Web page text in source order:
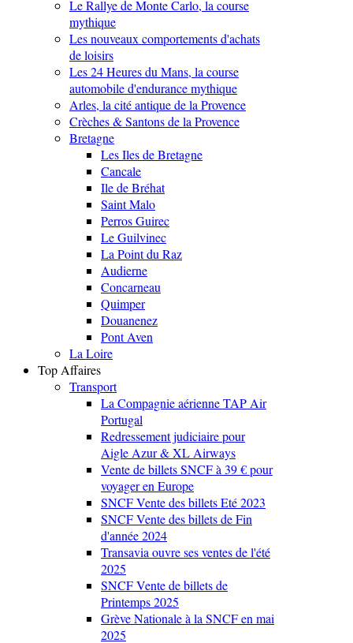
Le Rallye de Monte Carlo, la course
mythique
Les nouveaux comportements d'achats
de loisirs
Les 24 Heures du Mans, la course
automobile d'endurance mythique
Arles, la cité antique de la Provence
Crèches & Santons de la Provence
Bretagne
Les Iles de Bretagne
Cancale
Ile de Bréhat
Saint Malo
Perros Guirec
Le Guilvinec
La Point du Raz
Audierne
Concarneau
Quimper
Douanenez
Pont Aven
La Loire
Top Affaires
Transport
La Compagnie aérienne TAP Air
Portugal
Redressement judiciaire pour
Aigle Azur & XL Airways
Vente de billets SNCF à 39 € pour
voyager en Europe
SNCF Vente des billets Eté 2023
SNCF Vente des billets de Fin
d'année 2024
Transavia ouvre ses ventes de l'été
2025
SNCF Vente de billets de
Printemps 2025
Grève Nationale à la SNCF en mai
2025